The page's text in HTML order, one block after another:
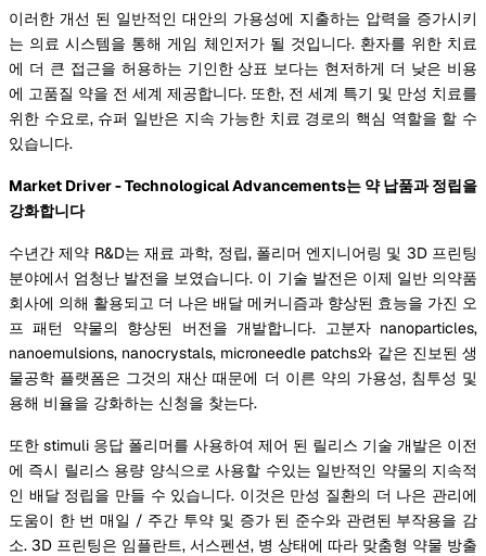
이러한 개선 된 일반적인 대안의 가용성에 지출하는 압력을 증가시키
는 의료 시스템을 통해 게임 체인저가 될 것입니다. 환자를 위한 치료
에 더 큰 접근을 허용하는 기인한 상표 보다는 현저하게 더 낮은 비용
에 고품질 약을 전 세계 제공합니다. 또한, 전 세계 특기 및 만성 치료를
위한 수요로, 슈퍼 일반은 지속 가능한 치료 경로의 핵심 역할을 할 수
있습니다.
Market Driver - Technological Advancements는 약 납품과 정립을
강화합니다
수년간 제약 R&D는 재료 과학, 정립, 폴리머 엔지니어링 및 3D 프린팅
분야에서 엄청난 발전을 보였습니다. 이 기술 발전은 이제 일반 의약품
회사에 의해 활용되고 더 나은 배달 메커니즘과 향상된 효능을 가진 오
프 패턴 약물의 향상된 버전을 개발합니다. 고분자 nanoparticles,
nanoemulsions, nanocrystals, microneedle patchs와 같은 진보된 생
물공학 플랫폼은 그것의 재산 때문에 더 이른 약의 가용성, 침투성 및
용해 비율을 강화하는 신청을 찾는다.
또한 stimuli 응답 폴리머를 사용하여 제어 된 릴리스 기술 개발은 이전
에 즉시 릴리스 용량 양식으로 사용할 수있는 일반적인 약물의 지속적
인 배달 정립을 만들 수 있습니다. 이것은 만성 질환의 더 나은 관리에
도움이 한 번 매일 / 주간 투약 및 증가 된 준수와 관련된 부작용을 감
소. 3D 프린팅은 임플란트, 서스펜션, 병 상태에 따라 맞춤형 약물 방출